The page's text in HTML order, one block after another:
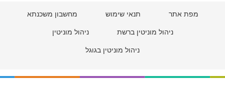
מפת אתר תנאי שימוש מחשבון משכנתא
ניהול מוניטין ברשת ניהול מוניטין
ניהול מוניטין בגוגל